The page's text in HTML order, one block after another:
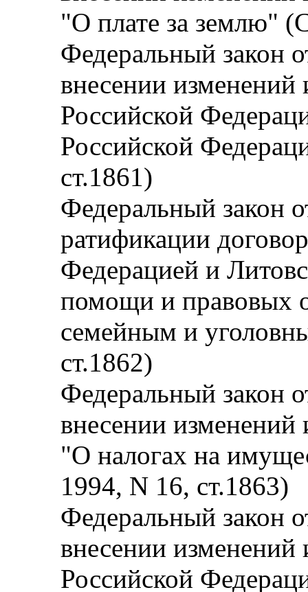
"О плате за землю"
Федеральный закон
внесении изменений
Российской
Российской
ст.1861)
Федеральный закон
ратификации
Федерацией и
помощи и правовых
семейным и
ст.1862)
Федеральный закон
внесении
"О налогах на
1994, N 16, ст.1863)
Федеральный закон
внесении изменений
Российской